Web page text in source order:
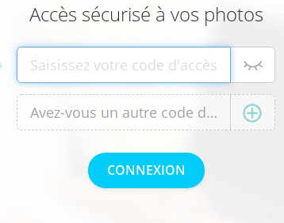
Accès sécurisé à vos photos